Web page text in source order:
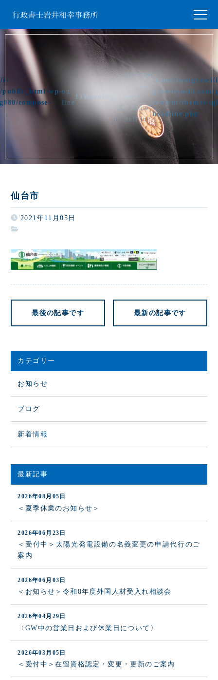
i-
public_html/wp-
compose-
on
line
13 Warning
: Attempt
property
"cat_name"
on null in
/home/iwaigyosei/
content/themes/
headline.php
仙台市
2021年11月05日
最後の記事です 最新の記事です
カテゴリー
お知らせ
ブログ
新着情報
最新記事
2026年08月05日
＜夏季休業のお知らせ＞
2026年06月23日
＜受付中＞太陽光発電設備の名義変更の申請代行のご
案内
2026年06月03日
＜お知らせ＞令和8年度外国人材受入れ相談会
2026年04月29日
〈GW中の営業日および休業日について〉
2026年03月05日
＜受付中＞在留資格認定・変更・更新のご案内